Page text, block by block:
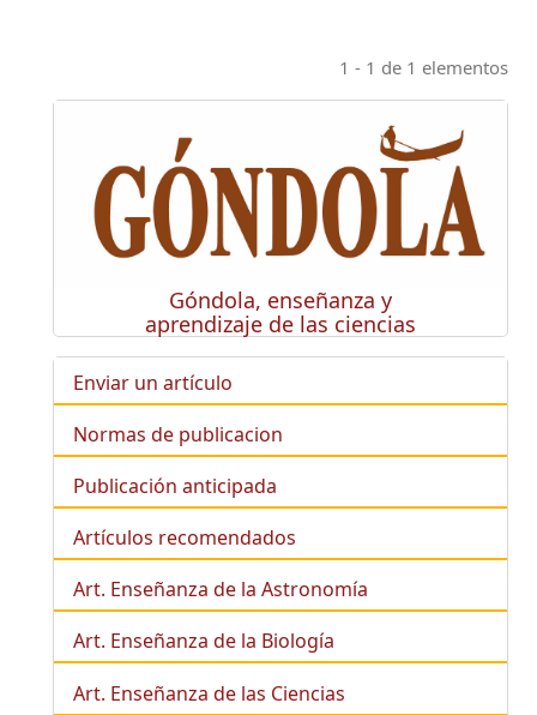
1 - 1 de 1 elementos
Góndola, enseñanza y
aprendizaje de las ciencias
Enviar un artículo
Normas de publicacion
Publicación anticipada
Artículos recomendados
Art. Enseñanza de la Astronomía
Art. Enseñanza de la Biología
Art. Enseñanza de las Ciencias